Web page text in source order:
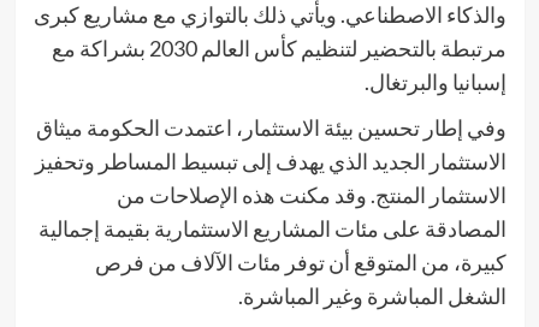
والذكاء الاصطناعي. ويأتي ذلك بالتوازي مع مشاريع كبرى
مرتبطة بالتحضير لتنظيم كأس العالم 2030 بشراكة مع
إسبانيا والبرتغال.
وفي إطار تحسين بيئة الاستثمار، اعتمدت الحكومة ميثاق
الاستثمار الجديد الذي يهدف إلى تبسيط المساطر وتحفيز
الاستثمار المنتج. وقد مكنت هذه الإصلاحات من
المصادقة على مئات المشاريع الاستثمارية بقيمة إجمالية
كبيرة، من المتوقع أن توفر مئات الآلاف من فرص
الشغل المباشرة وغير المباشرة.